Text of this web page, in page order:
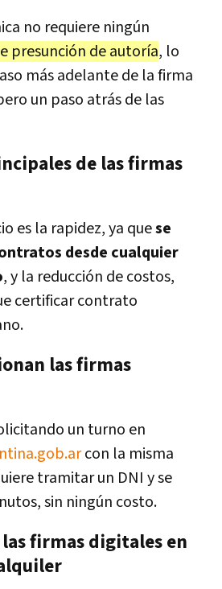
no requiere ningún
presunción de autoría, lo
más adelante de la firma
un paso atrás de las
de las firmas
es la rapidez, ya quese
desde cualquier
, y la reducción de costos,
certificar contrato
las firmas
un turno en
con la misma
tramitar un DNI y se
sin ningún costo.
firmas digitales en